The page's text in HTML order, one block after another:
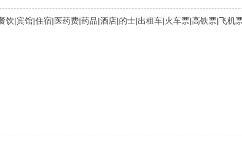
|宾馆|住宿|医药费|药品|酒店|的士|出租车|火车票|高铁票|飞